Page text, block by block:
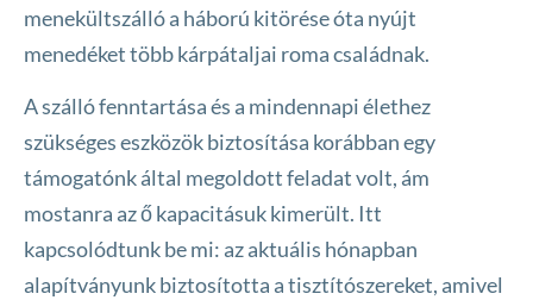
menekültszálló a háború kitörése óta nyújt
menedéket több kárpátaljai roma családnak.
A szálló fenntartása és a mindennapi élethez
szükséges eszközök biztosítása korábban egy
támogatónk által megoldott feladat volt, ám
mostanra az ő kapacitásuk kimerült. Itt
kapcsolódtunk be mi: az aktuális hónapban
alapítványunk biztosította a tisztítószereket, amivel